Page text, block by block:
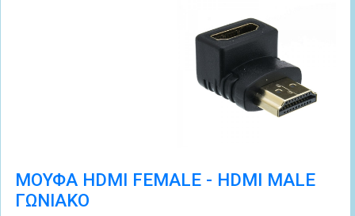
ΜΟΥΦΑ HDMI FEMALE - HDMI MALE
ΓΩΝΙΑΚΟ